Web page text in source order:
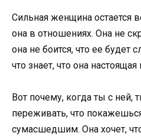
Сильная женщина остается
она в отношениях. Она не
она не боится, что ее будет
что знает, что она настоящая
Вот почему, когда ты с ней,
переживать, что
сумасшедшим. Она хочет,